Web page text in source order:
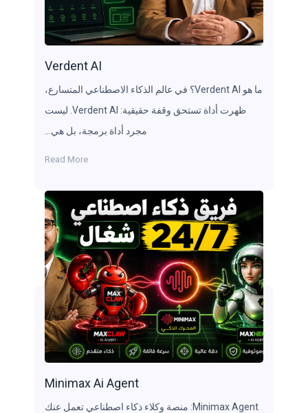
Verdent AI
ما هو Verdent AI؟ في عالم الذكاء الاصطناعي المتسارع،
ظهرت أداة تستحق وقفة حقيقية: Verdent AI. ليست
مجرد أداة برمجة، بل هي…
Read More
Minimax Ai Agent
Minimax Agent: منصة وكلاء ذكاء اصطناعي تعمل عنك